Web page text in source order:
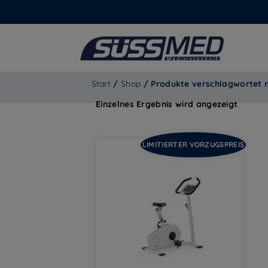
Start /Shop / Produkte verschlagwortet
Einzelnes Ergebnis wird angezeigt
LIMITIERTER VORZUGSPREIS